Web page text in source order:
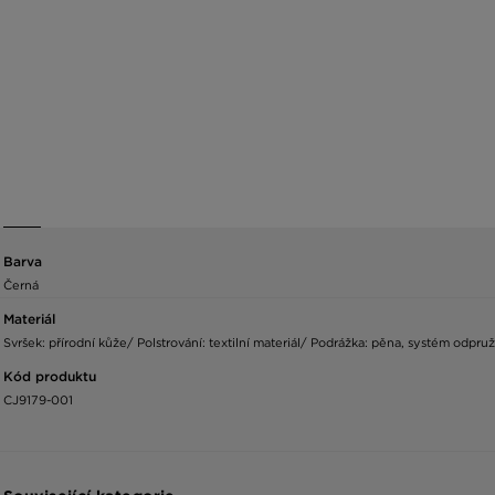
Barva
Černá
Materiál
Svršek: přírodní kůže/ Polstrování: textilní materiál/ Podrážka: pěna, systém
Kód produktu
CJ9179-001